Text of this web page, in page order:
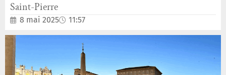
Saint-Pierre
8 mai 2025 11:57